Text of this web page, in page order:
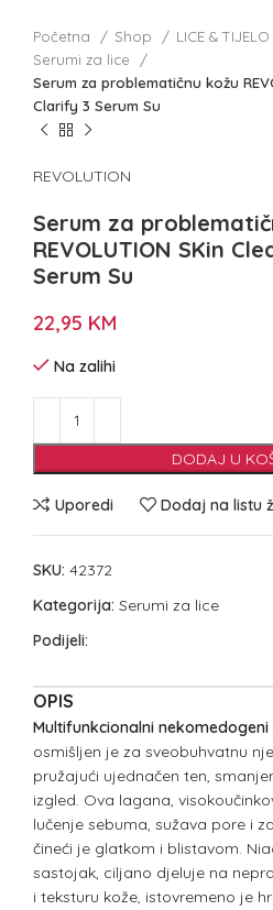
Početna Shop LICE & TIJELO
Serumi za lice
Serum za problematičnu kožu
Clarify 3 Serum Su
REVOLUTION
Serum za
REVOLUTION SKin
Serum Su
22,95 KM
Na zalihi
DODAJ U
Uporedi Dodaj na listu
SKU: 42372
Kategorija: Serumi za lice
Podijeli:
OPIS
Multifunkcionalni
osmišljen je za sveobuhvatnu
pružajući ujednačen ten,
izgled. Ova lagana,
lučenje sebuma, sužava pore i
čineći je glatkom i blistavom.
sastojak, ciljano djeluje na
i teksturu kože, istovremeno je